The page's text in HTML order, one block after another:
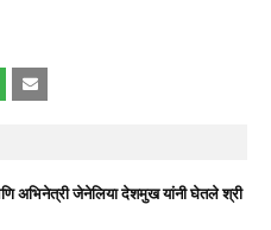
अभिनेत्री जेनेलिया देशमुख यांनी घेतले श्री